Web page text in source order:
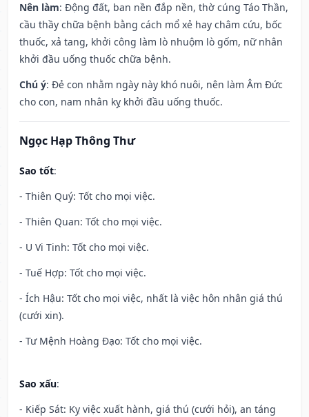
Nên làm: Động đất, ban nền đắp nền, thờ cúng Táo Thần,
cầu thầy chữa bệnh bằng cách mổ xẻ hay châm cứu, bốc
thuốc, xả tang, khởi công làm lò nhuộm lò gốm, nữ nhân
khởi đầu uống thuốc chữa bệnh.
Chú ý: Đẻ con nhằm ngày này khó nuôi, nên làm Âm Đức
cho con, nam nhân kỵ khởi đầu uống thuốc.
Ngọc Hạp Thông Thư
Sao tốt:
- Thiên Quý: Tốt cho mọi việc.
- Thiên Quan: Tốt cho mọi việc.
- U Vi Tinh: Tốt cho mọi việc.
- Tuế Hợp: Tốt cho mọi việc.
- Ích Hậu: Tốt cho mọi việc, nhất là việc hôn nhân giá thú
(cưới xin).
- Tư Mệnh Hoàng Đạo: Tốt cho mọi việc.
Sao xấu:
- Kiếp Sát: Kỵ việc xuất hành, giá thú (cưới hỏi), an táng